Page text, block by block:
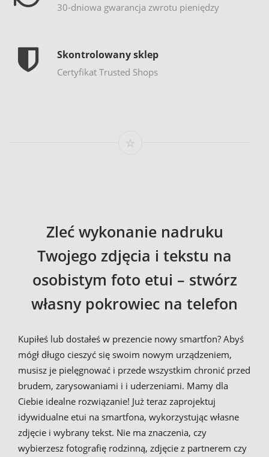
30-dniowa gwarancja zwrotu pieniędzy
Skontrolowany sklep
Certyfikat Trusted Shops
Zleć wykonanie nadruku
Twojego zdjęcia i tekstu na
osobistym foto etui – stwórz
własny pokrowiec na telefon
Kupiłeś lub dostałeś w prezencie nowy smartfon? Abyś
mógł długo cieszyć się swoim nowym urządzeniem,
musisz je pielęgnować i przede wszystkim chronić przed
brudem, zarysowaniami i i uderzeniami. Mamy dla
Ciebie idealne rozwiązanie! Już teraz zaprojektuj
idywidualne etui na smartfona, wykorzystując własne
zdjęcie i wybrany tekst. Nie ma znaczenia, czy
wybierzesz fotografię rodzinną, zdjęcie z partnerem czy